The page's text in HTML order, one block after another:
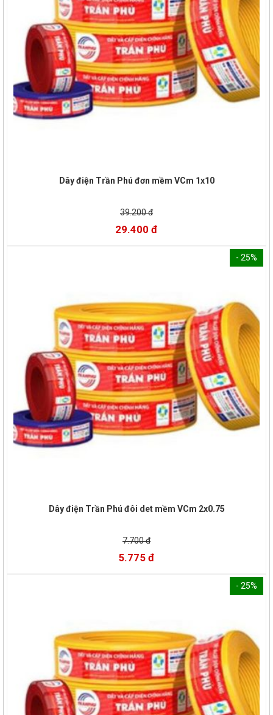
Dây điện Trần Phú đơn mềm VCm 1x10
39.200 đ
29.400 đ
- 25%
Dây điện Trần Phú đôi det mềm VCm 2x0.75
7.700 đ
5.775 đ
- 25%